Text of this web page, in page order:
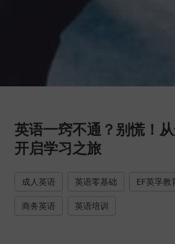
英语一窍不通？别慌！
开启学习之旅
成人英语 英语零基础 EF英孚教
商务英语
英语培训